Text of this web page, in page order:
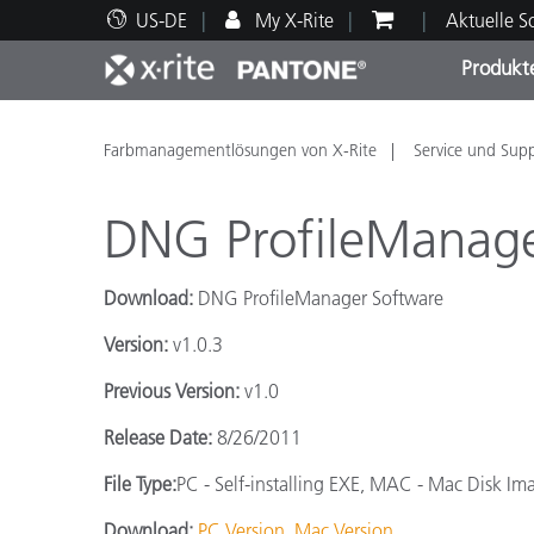
US-DE My X-Rite Aktuelle
Spitzenprodukte
Druck und Verpackung
Automobil
Technischer Support
Pädagogische Ressourcen
Farbmanagementlösungen von X-Rite Service und
DNG
Download: DNG ProfileManager Software
Version: v1.0.3
Previous Version: v1.0
Release Date: 8/26/2011
File Type:PC - Self-installing EXE, MAC - Mac Disk